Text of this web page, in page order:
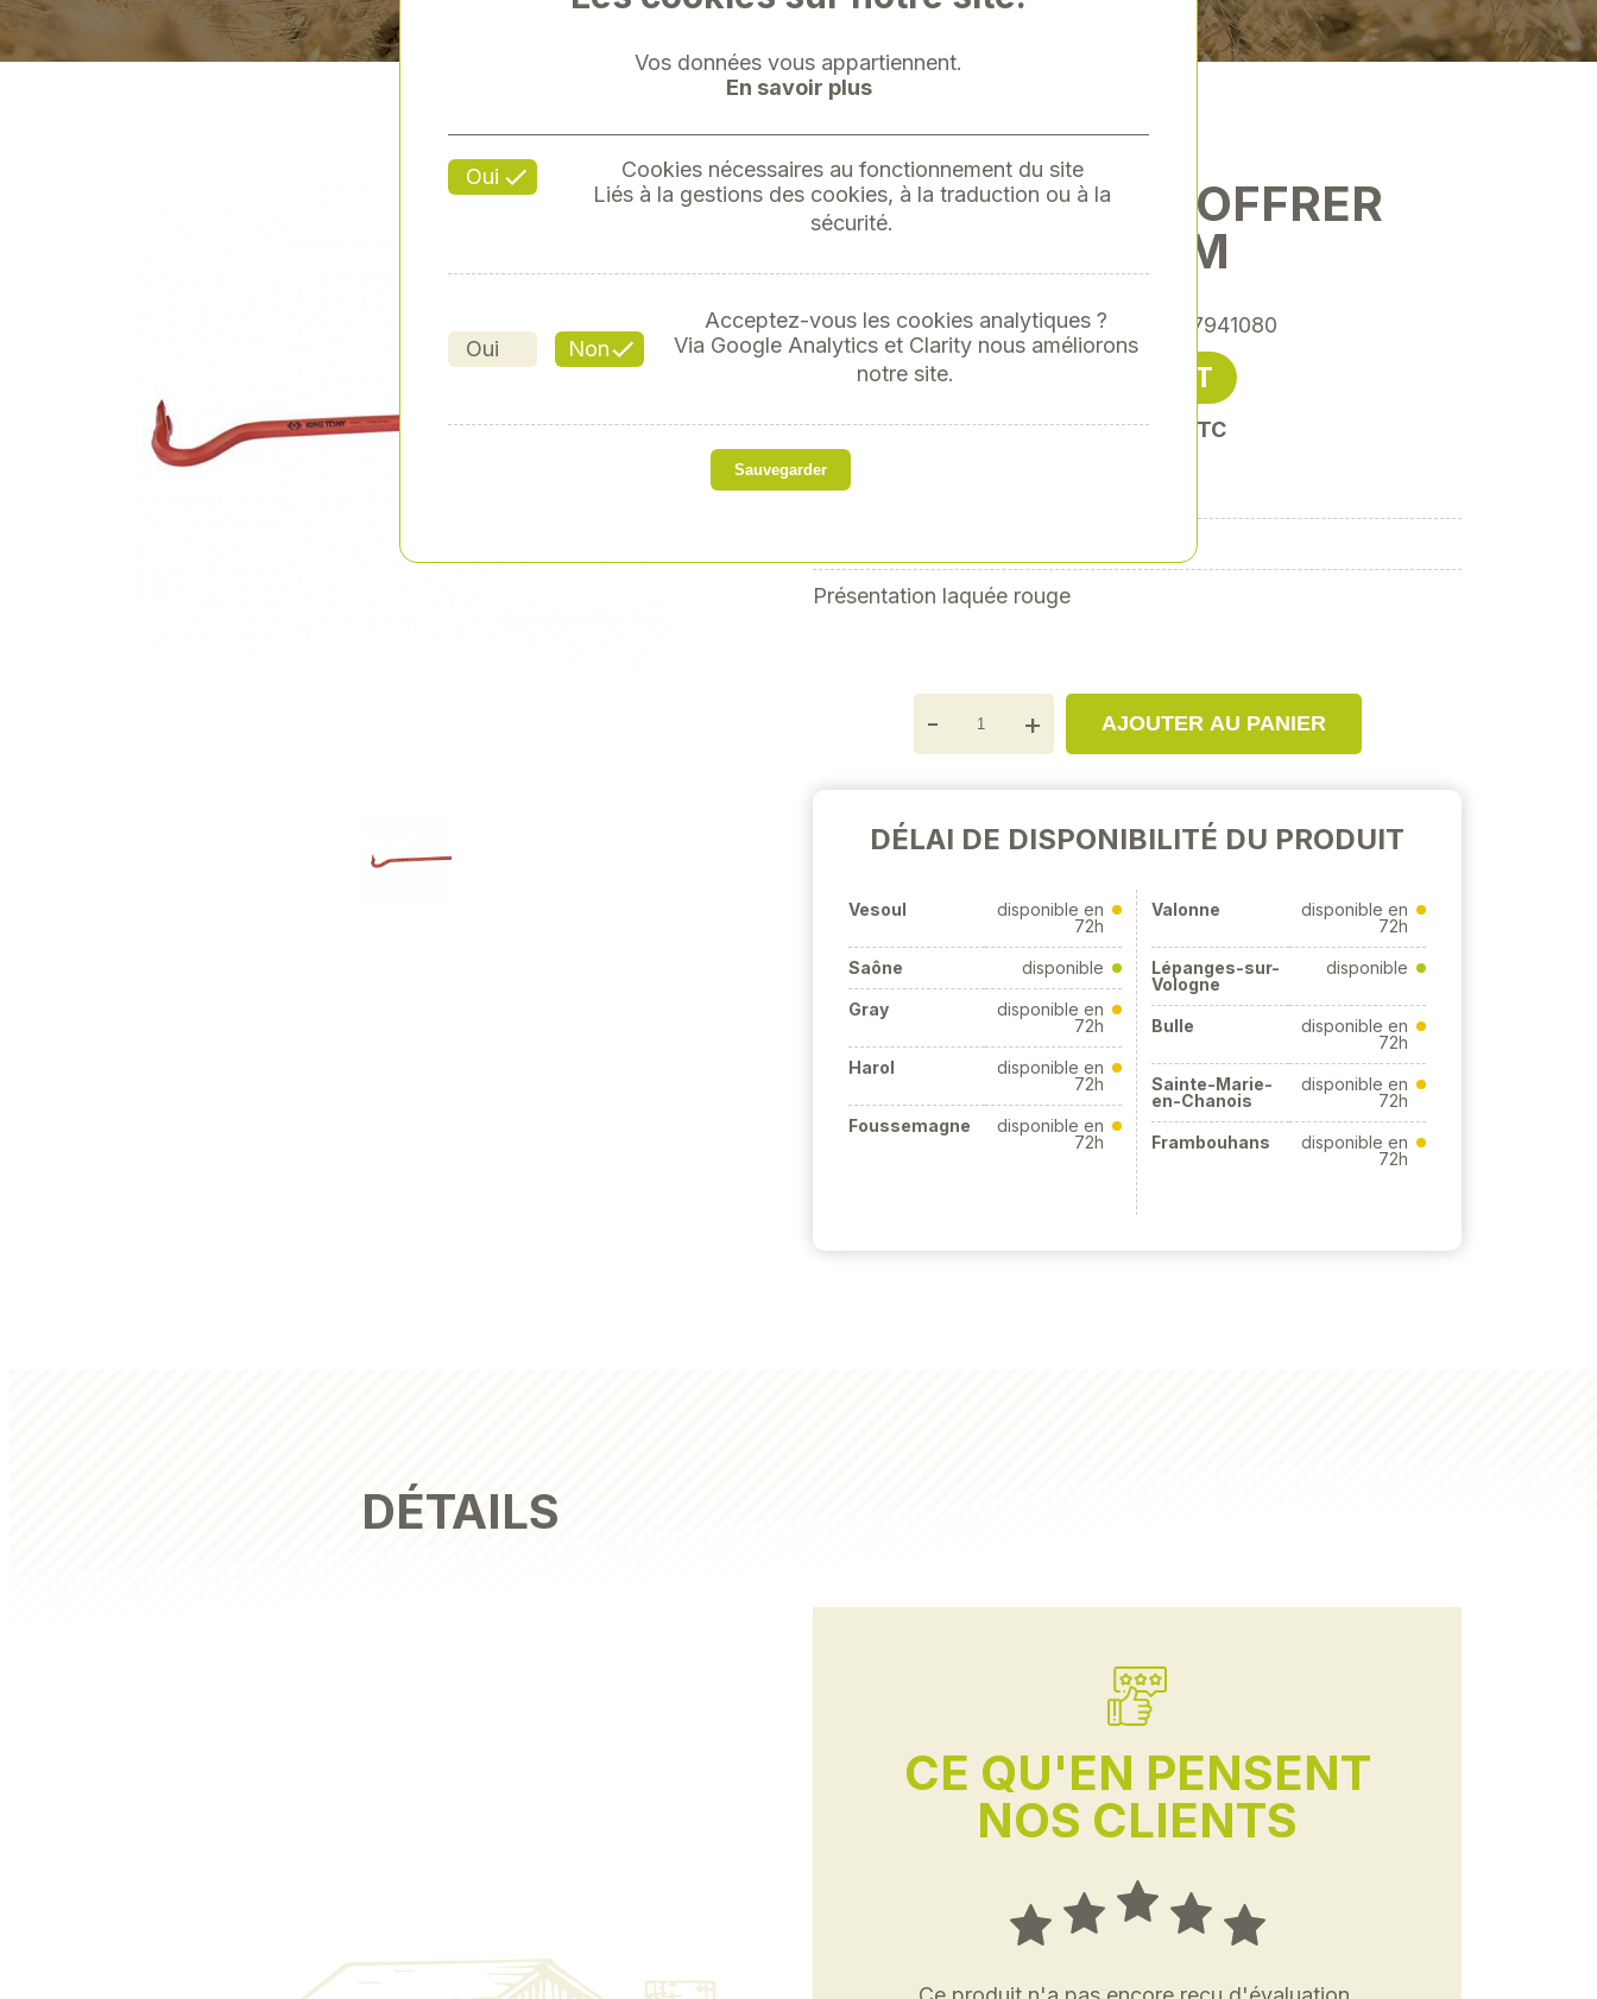
PINCE A DECOFFRER
800MM
Référence : XY-XY7941080
27,50 € HT
soit 33,00 € TTC
Modèle forgé et traité acier C40
Présentation laquée rouge
- + AJOUTER AU PANIER
DÉLAI DE DISPONIBILITÉ DU PRODUIT
Vesoul
disponible en
72h
Saône disponible
Gray
disponible en
72h
Harol
disponible en
72h
Foussemagne
disponible en
72h
Valonne
disponible en
72h
Lépanges-sur-
Vologne
disponible
Bulle
disponible en
72h
Sainte-Marie-
en-Chanois
disponible en
72h
Frambouhans
disponible en
72h
DÉTAILS
CE QU'EN PENSENT
NOS CLIENTS
Vos données vous appartiennent.
En savoir plus
Oui
Cookies nécessaires au fonctionnement du site
Liés à la gestions des cookies, à la traduction ou à la
sécurité.
Oui Non
Acceptez-vous les cookies analytiques ?
Via Google Analytics et Clarity nous améliorons
notre site.
Sauvegarder